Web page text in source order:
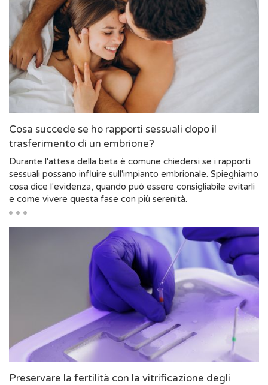
Cosa succede se ho rapporti sessuali dopo il
trasferimento di un embrione?
Durante l'attesa della beta è comune chiedersi se i rapporti
sessuali possano influire sull'impianto embrionale. Spieghiamo
cosa dice l'evidenza, quando può essere consigliabile evitarli
e come vivere questa fase con più serenità.
Preservare la fertilità con la vitrificazione degli